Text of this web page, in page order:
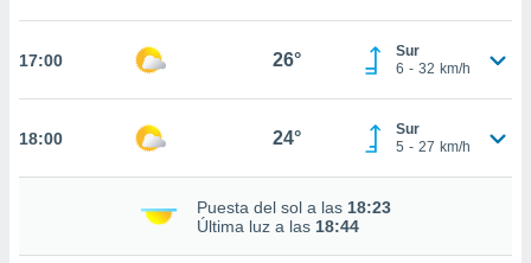
17:00 26°
Sur
6 - 32 km/h
18:00 24°
Sur
5 - 27 km/h
Puesta del sol a las 18:23
Última luz a las 18:44